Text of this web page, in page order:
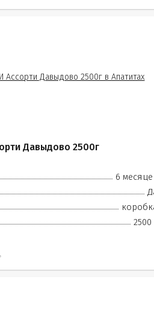
Давыдово 2500г
6
2500